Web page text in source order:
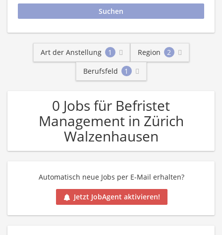
Art der Anstellung 1 Region
2
Berufsfeld
1
0 Jobs für Befristet
Management in Zürich
Walzenhausen
Automatisch neue Jobs per E-Mail erhalten?
Jetzt JobAgent aktivieren!